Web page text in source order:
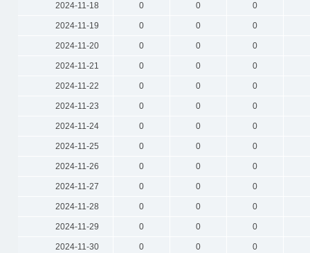
2024-11-18 0 0 0
2024-11-19 0 0 0
2024-11-20 0 0 0
2024-11-21 0 0 0
2024-11-22 0 0 0
2024-11-23 0 0 0
2024-11-24 0 0 0
2024-11-25 0 0 0
2024-11-26 0 0 0
2024-11-27 0 0 0
2024-11-28 0 0 0
2024-11-29 0 0 0
2024-11-30 0 0
0